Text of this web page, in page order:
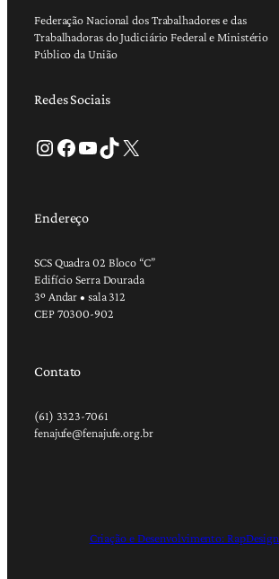
Federação Nacional dos Trabalhadores e das
Trabalhadoras do Judiciário Federal e Ministério
Público da União
Redes Sociais
Instagram Facebook Youtube TikTok X
Endereço
SCS Quadra 02 Bloco “C”
Edifício Serra Dourada
3º Andar • sala 312
CEP 70300-902
Contato
(61) 3323-7061
fenajufe@fenajufe.org.br
Criação e Desenvolvimento: RapDesign